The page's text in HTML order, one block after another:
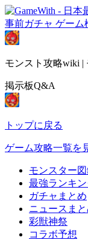
事前ガチャ ゲーム
モンスト攻略wiki |
掲示板Q&A
トップに戻る
ゲーム攻略一覧を
モンスター
最強ランキ
ガチャまとめ
ニュースま
彩獣神祭
コラボ予想